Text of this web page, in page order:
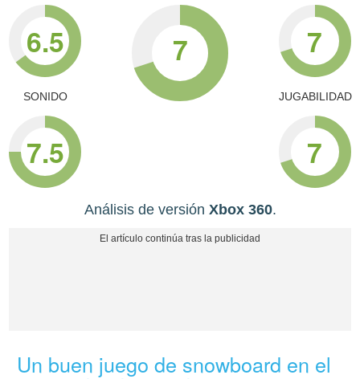
6.5
SONIDO
7.5
7 7
JUGABILIDAD
7
Análisis de versión Xbox 360.
Un buen juego de snowboard en el